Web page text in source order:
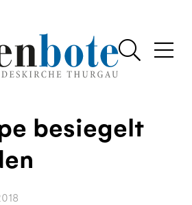
besiegelt